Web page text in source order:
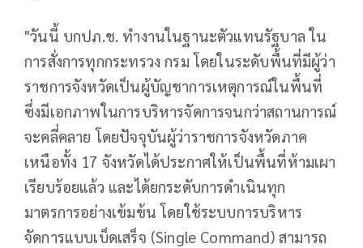
"วันนี้ บกปภ.ช. ทำงานในฐานะตัวแทนรัฐบาล ใน
การสั่งการทุกกระทรวง กรม โดยในระดับพื้นที่มีผู้ว่า
ราชการจังหวัดเป็นผู้บัญชาการเหตุการณ์ในพื้นที่
ซึ่งมีเอกภาพในการบริหารจัดการจนกว่าสถานการณ์
จะคลี่คลาย โดยปัจจุบันผู้ว่าราชการจังหวัดภาค
เหนือทั้ง 17 จังหวัดได้ประกาศให้เป็นพื้นที่ห้ามเผา
เรียบร้อยแล้ว และได้ยกระดับการดำเนินทุก
มาตรการอย่างเข้มข้น โดยใช้ระบบการบริหาร
จัดการแบบเบ็ดเสร็จ (Single Command) สามารถ